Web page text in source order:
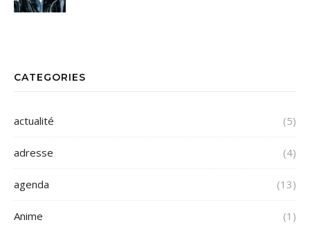
CATEGORIES
actualité (5)
adresse (4)
agenda (13)
Anime (1)